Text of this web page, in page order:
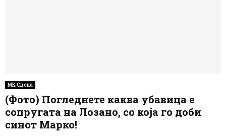
МК Сцена
(Фото) Погледнете каква убавица е
сопругата на Лозано, со која го доби
синот Марко!